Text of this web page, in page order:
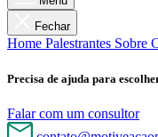
Fechar
Home Palestrantes Sobre
Precisa de ajuda para
Falar com um consultor